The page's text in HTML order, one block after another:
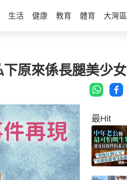
生活 健康 教育 體育 大灣區
原來係長腿美少女
最Hit